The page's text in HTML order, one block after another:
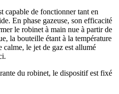
capable de fonctionner tant en
En phase gazeuse, son efficacité
le robinet à main nue à partir de
la bouteille étant à la température
calme, le jet de gaz est allumé
du robinet, le dispositif est fixé